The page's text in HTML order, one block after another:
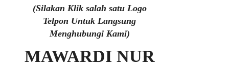
(Silakan Klik salah satu Logo
Telpon Untuk Langsung
Menghubungi Kami)
MAWARDI NUR